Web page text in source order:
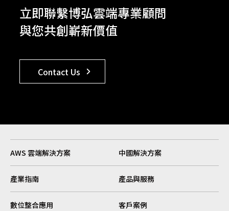
立即聯繫博弘雲端專業顧問
與您共創嶄新價值
Contact Us
AWS 雲端解決方案 中國解決方案
產業指南 產品與服務
數位整合應用 客戶案例